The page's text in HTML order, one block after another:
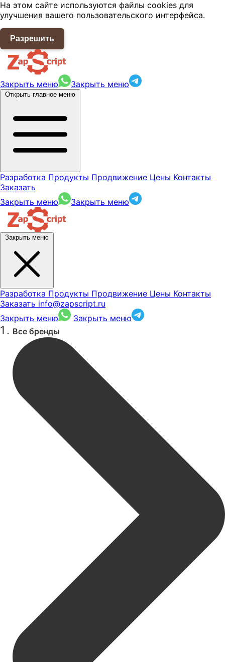
На этом сайте используются файлы cookies для
улучшения вашего пользовательского интерфейса.
Разрешить
Закрыть меню Закрыть меню
Открыть главное меню
Разработка Продукты Продвижение Цены Контакты
Заказать
Закрыть меню
Закрыть меню
Закрыть меню
Разработка Продукты Продвижение Цены Контакты
Заказать info@zapscript.ru
Закрыть меню
Закрыть меню
Все бренды